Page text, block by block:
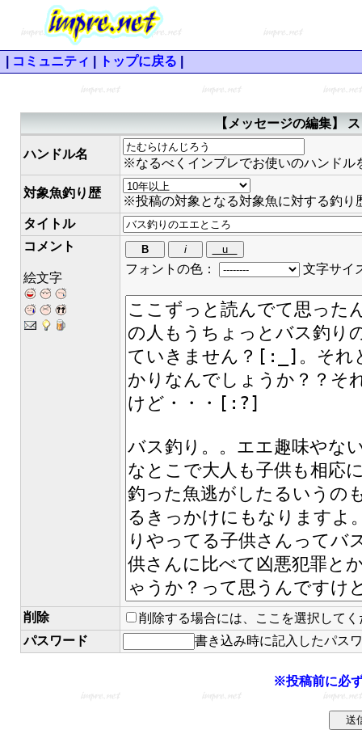
コミュニティ トップに戻る
【メッセージの編集】
ハンドル名
※なるべくインプレでお使いのハンドル
対象魚釣り歴
※投稿の対象となる対象魚に対する釣り
タイトル
コメント
絵文字
フォントの色： 文字サイ
削除
削除する場合には、ここを選択してく
パスワード
書き込み時に記入したパス
※投稿前に必